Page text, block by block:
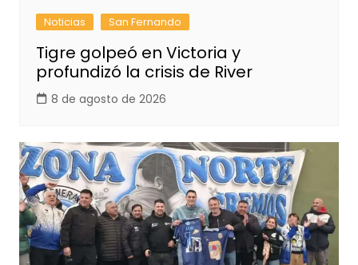
Noticias San Fernando
Tigre golpeó en Victoria y
profundizó la crisis de River
8 de agosto de 2026